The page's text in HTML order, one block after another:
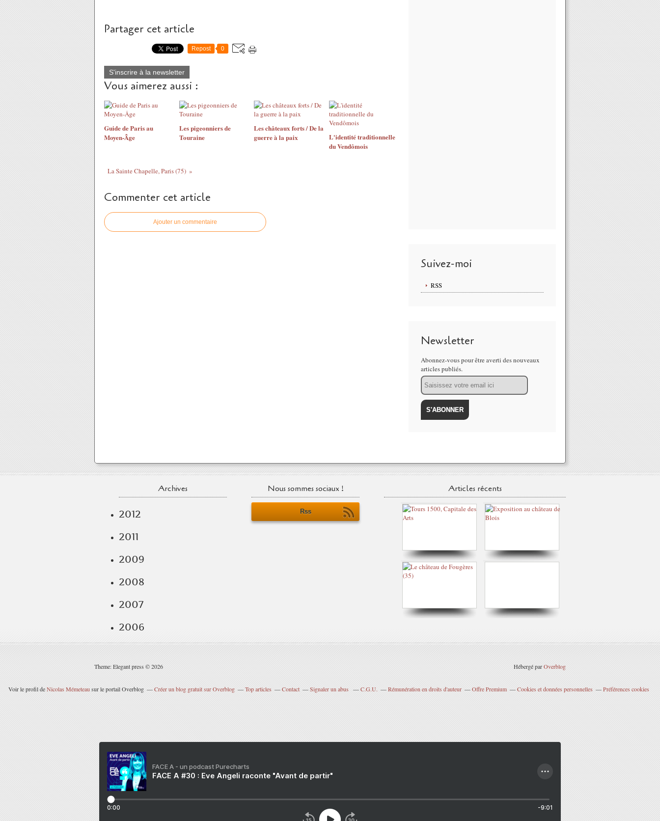
Partager cet article
Repost 0
S'inscrire à la newsletter
Vous aimerez aussi :
Guide de Paris au
Moyen-Âge
Les pigeonniers de
Touraine
Les châteaux forts / De la
guerre à la paix
L'identité traditionnelle
du Vendômois
La Sainte Chapelle, Paris (75)
Commenter cet article
Ajouter un commentaire
Suivez-moi
RSS
Newsletter
Abonnez-vous pour être averti des nouveaux
articles publiés.
Email
Archives
2012
2011
2009
2008
2007
2006
Nous sommes sociaux !
Rss
Articles récents
Theme: Elegant press © 2026 Hébergé parOverblog
Voir le profil deNicolas Mémeteausur le portail Overblog Créer un blog gratuit sur Overblog Top articles Contact Signaler un abus C.G.U. Rémunération en droits d'auteur Offre Premium Cookies et données personnelles Préférences cookies
FACE A - un podcast Purecharts
FACE A #30 : Eve Angeli raconte "Avant de partir"
0:00 -9:01